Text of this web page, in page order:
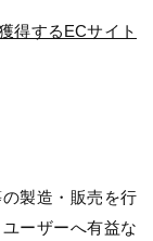
得するECサイト
製造・販売を行
ーザーへ有益な